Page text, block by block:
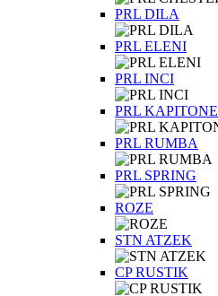
PRL DILA
PRL ELENI
PRL INCI
PRL KAPITONE
PRL RUMBA
PRL SPRING
ROZE
STN ATZEK
СP RUSTIK